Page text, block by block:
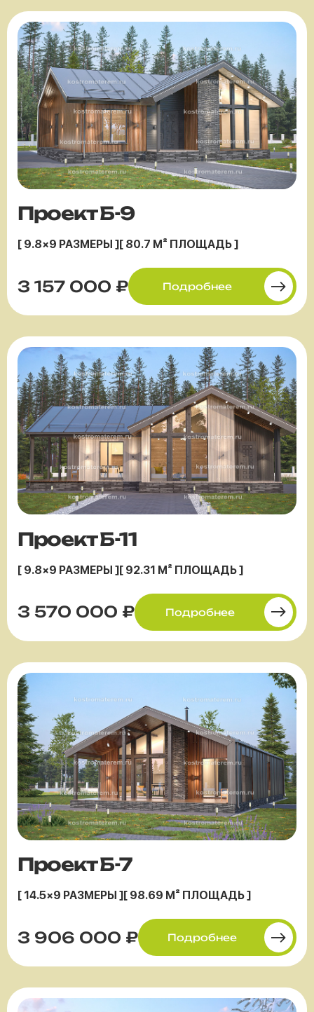
Проект Б-9
[ 9.8×9 РАЗМЕРЫ ] [ 80.7 М² ПЛОЩАДЬ ]
3 157 000 ₽ Подробнее
Проект Б-11
[ 9.8×9 РАЗМЕРЫ ][ 92.31 М² ПЛОЩАДЬ ]
3 570 000 ₽ Подробнее
Проект Б-7
[ 14.5×9 РАЗМЕРЫ ][ 98.69 М² ПЛОЩАДЬ ]
3 906 000 ₽ Подробнее